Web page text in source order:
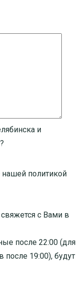
и
нашей политикой
с Вами в
после 22:00 (для
19:00), будут